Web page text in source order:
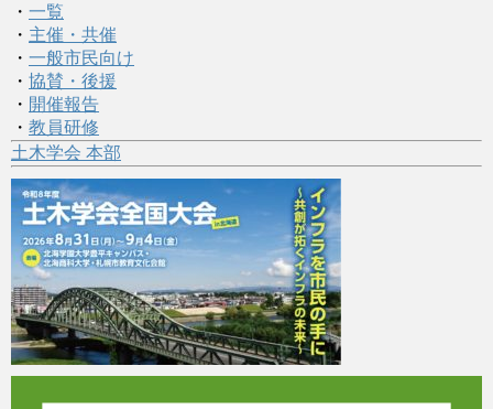
・ 一覧
・ 主催・共催
・ 一般市民向け
・ 協賛・後援
・ 開催報告
・ 教員研修
土木学会 本部